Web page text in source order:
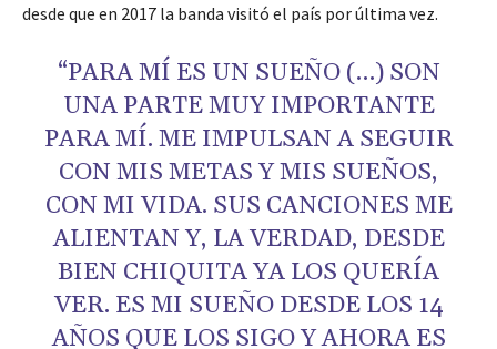
desde que en 2017 la banda visitó el país por última vez.
“PARA MÍ ES UN SUEÑO (…) SON
UNA PARTE MUY IMPORTANTE
PARA MÍ. ME IMPULSAN A SEGUIR
CON MIS METAS Y MIS SUEÑOS,
CON MI VIDA. SUS CANCIONES ME
ALIENTAN Y, LA VERDAD, DESDE
BIEN CHIQUITA YA LOS QUERÍA
VER. ES MI SUEÑO DESDE LOS 14
AÑOS QUE LOS SIGO Y AHORA ES